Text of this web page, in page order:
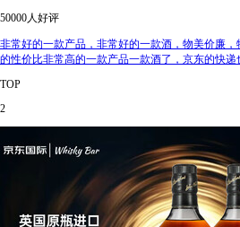
50000人好评
非常好的一款产品，非常好的一款酒，物美价廉
的性价比非常高的一款产品一款酒了，京东的快递
TOP
2